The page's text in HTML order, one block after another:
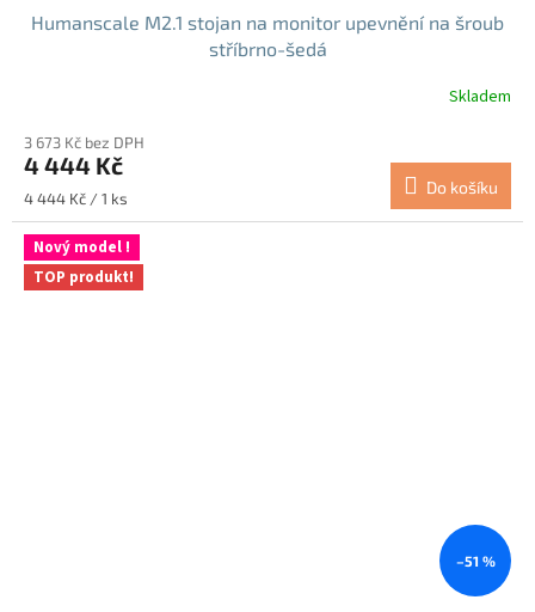
Humanscale M2.1 stojan na monitor upevnění na šroub
stříbrno-šedá
Skladem
3 673 Kč bez DPH
4 444 Kč
Měrná
cena:
4 444 Kč / 1 ks
Do košíku
Nový model !
TOP produkt!
–51 %